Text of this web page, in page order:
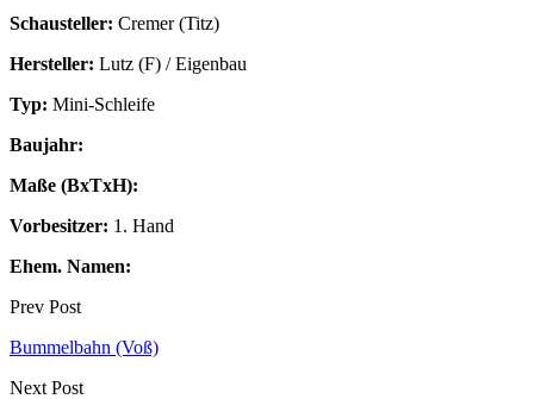
Schausteller: Cremer (Titz)
Hersteller: Lutz (F) / Eigenbau
Typ: Mini-Schleife
Baujahr:
Maße (BxTxH):
Vorbesitzer: 1. Hand
Ehem. Namen:
Prev Post
Bummelbahn (Voß)
Next Post